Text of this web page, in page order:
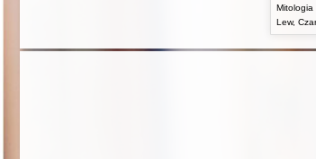
Lew,